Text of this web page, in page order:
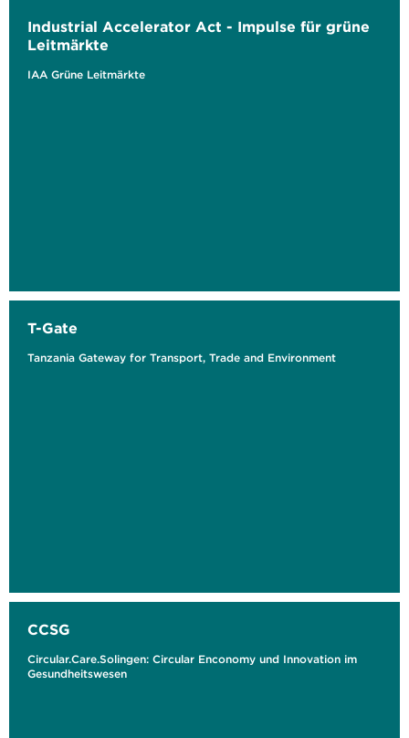
Industrial Accelerator Act - Impulse für grüne
Leitmärkte
IAA Grüne Leitmärkte
T-Gate
Tanzania Gateway for Transport, Trade and Environment
CCSG
Circular.Care.Solingen: Circular Enconomy und Innovation im
Gesundheitswesen